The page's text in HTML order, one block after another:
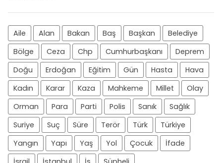
Aile Alan Bakan Baş Başkan
Belediye
Bölge
Ceza Chp Cumhurbaşkanı
Deprem
Doğu
Erdoğan Eğitim Gün Hasta
Hava
Kadın
Karar Kaza Mahkeme Millet
Olay
Orman
Para Parti Polis Sanık
Sağlık
Suriye
Suç Süre Terör Türk
Türkiye
Yangın
Yapı Yaş Yol Çocuk
İfade